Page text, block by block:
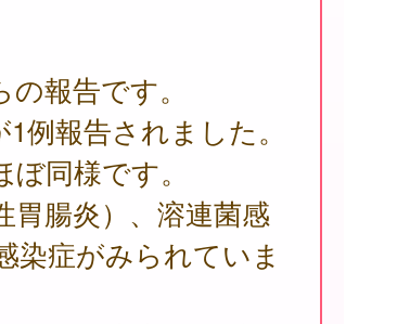
報告です。
例報告されました。
同様です。
胃腸炎）、溶連菌感
染症がみられていま